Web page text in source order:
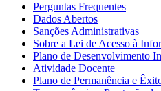
Perguntas Frequentes
Dados Abertos
Sanções Administrativas
Sobre a Lei de Acesso à
Plano de Desenvolvimento
Atividade Docente
Plano de Permanência e